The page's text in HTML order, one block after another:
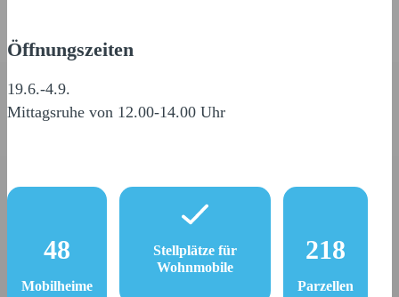
Öffnungszeiten
19.6.-4.9.
Mittagsruhe von 12.00-14.00 Uhr
48
Mobilheime
Stellplätze für
Wohnmobile
218
Parzellen